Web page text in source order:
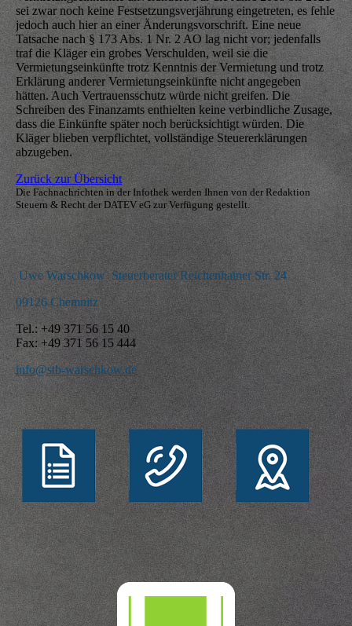
sei zwar noch keine Festsetzungsverjährung eingetreten, es fehle
jedoch auch hier an einer Änderungsvorschrift. Eine neue
Tatsache nach § 173 Abs. 1 Nr. 2 AO lag nicht vor; jedenfalls
traf die Kläger ein grobes Verschulden, weil sie die
Vermietungseinkünfte trotz Kenntnis der Vermietung und trotz
Erklärung anderer Vermietungseinkünfte nicht angegeben
hätten. Auch Vertrauensschutz würde nicht greifen. Die
Schreiben des Finanzamts enthielten keine verbindliche Zusage,
dass die Einkünfte später noch berücksichtigt würden. Die
Kläger blieben verpflichtet, vollständige Steuererklärungen
abzugeben.
Zurück zur Übersicht
Die Fachnachrichten in der Infothek werden Ihnen von der Redaktion
Steuern & Recht der DATEV eG zur Verfügung gestellt.
Uwe Warschkow Steuerberater Reichenhainer Str. 24
09126 Chemnitz
Tel.: +49 371 56 15 40
Fax: +49 371 56 15 444
info@stb-warschkow.de